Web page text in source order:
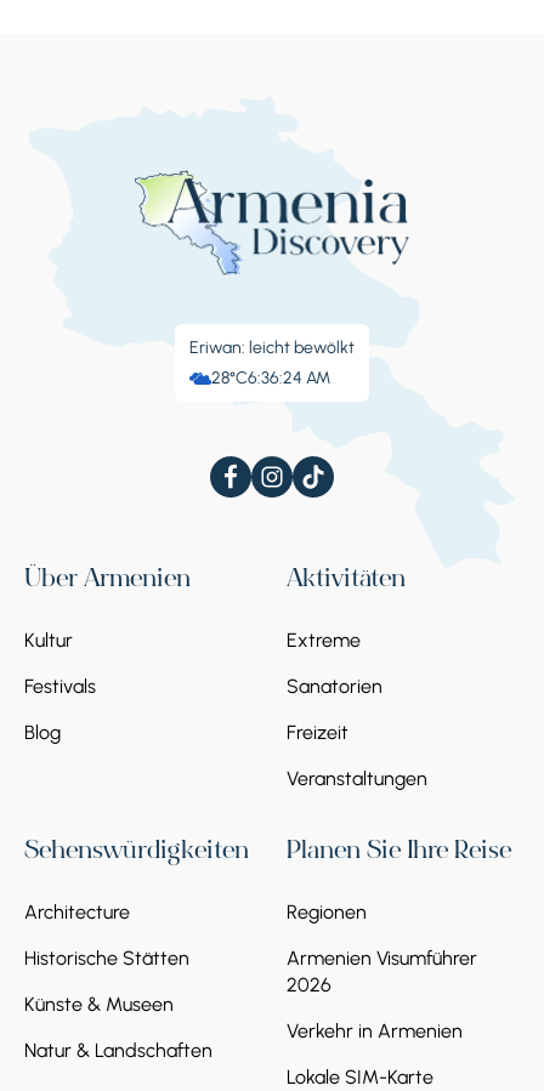
Eriwan: leicht bewölkt
28°C6:36:25 AM
Über Armenien
Kultur
Festivals
Blog
Aktivitäten
Extreme
Sanatorien
Freizeit
Veranstaltungen
Sehenswürdigkeiten
Architecture
Historische Stätten
Künste & Museen
Natur & Landschaften
Planen Sie Ihre Reise
Regionen
Armenien Visumführer
2026
Verkehr in Armenien
Lokale SIM-Karte